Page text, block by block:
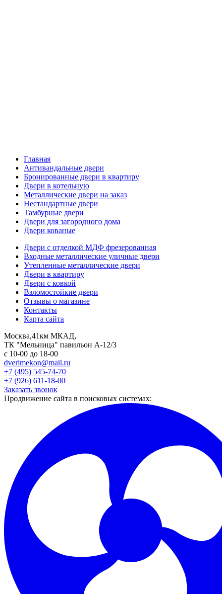
Главная
Антивандальные двери
Бронированные двери в квартиру
Двери в котельную
Металлические двери на заказ
Нестандартные двери
Тамбурные двери
Двери для загородного дома
Двери кованые
Двери с отделкой МДФ фрезерованная
Входные металлические уличные двери
Утепленные металлические двери
Двери в квартиру
Двери с ковкой
Взломостойкие двери
Отзывы о магазине
Контакты
Карта сайта
Москва,41км МКАД,
ТК "Мельница" павильон А-12/3
с 10-00 до 18-00
dverimekon@mail.ru
+7 (495) 545-74-70
+7 (926) 611-18-00
Заказать звонок
Продвижение сайта в поисковых системах: